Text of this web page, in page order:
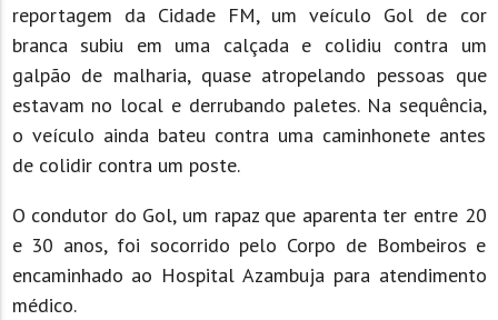
reportagem da Cidade FM, um veículo Gol de cor
branca subiu em uma calçada e colidiu contra um
galpão de malharia, quase atropelando pessoas que
estavam no local e derrubando paletes. Na sequência,
o veículo ainda bateu contra uma caminhonete antes
de colidir contra um poste.
O condutor do Gol, um rapaz que aparenta ter entre 20
e 30 anos, foi socorrido pelo Corpo de Bombeiros e
encaminhado ao Hospital Azambuja para atendimento
médico.